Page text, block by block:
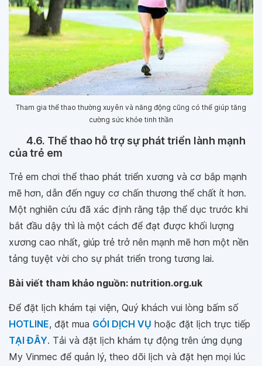
Tham gia thể thao thường xuyên và năng động cũng có thể giúp tăng
cường sức khỏe tinh thần
4.6. Thể thao hỗ trợ sự phát triển lành mạnh
của trẻ em
Trẻ em chơi thể thao phát triển xương và cơ bắp mạnh
mẽ hơn, dẫn đến nguy cơ chấn thương thể chất ít hơn.
Một nghiên cứu đã xác định rằng tập thể dục trước khi
bắt đầu dậy thì là một cách để đạt được khối lượng
xương cao nhất, giúp trẻ trở nên mạnh mẽ hơn một nền
tảng tuyệt vời cho sự phát triển trong tương lai.
Bài viết tham khảo nguồn: nutrition.org.uk
Để đặt lịch khám tại viện, Quý khách vui lòng bấm số
HOTLINE, đặt mua GÓI DỊCH VỤ hoặc đặt lịch trực tiếp
TẠI ĐÂY. Tải và đặt lịch khám tự động trên ứng dụng
My Vinmec để quản lý, theo dõi lịch và đặt hẹn mọi lúc